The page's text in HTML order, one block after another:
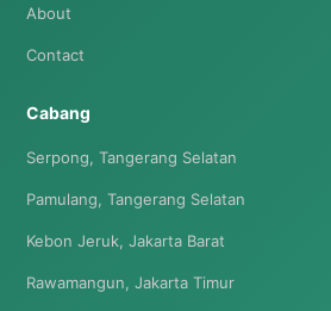
About
Contact
Cabang
Serpong, Tangerang Selatan
Pamulang, Tangerang Selatan
Kebon Jeruk, Jakarta Barat
Rawamangun, Jakarta Timur